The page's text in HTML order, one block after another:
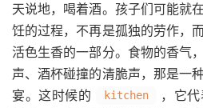
天说地，喝着酒。孩子们可能就
饪的过程，不再是孤独的劳作，
活色生香的一部分。食物的香气
声、酒杯碰撞的清脆声，那是一
宴。这时候的
kitchen ，它